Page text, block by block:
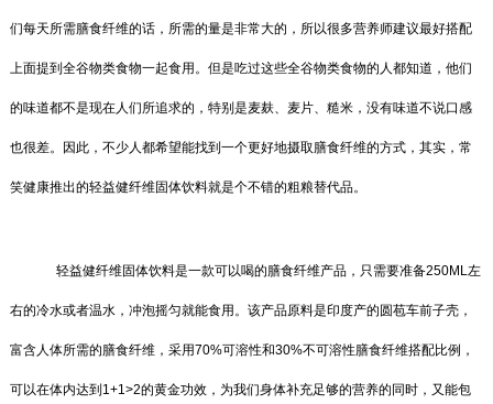
们每天所需膳食纤维的话，所需的量是非常大的，所以很多营养师建议最好搭配
上面提到全谷物类食物一起食用。但是吃过这些全谷物类食物的人都知道，他们
的味道都不是现在人们所追求的，特别是麦麸、麦片、糙米，没有味道不说口感
也很差。因此，不少人都希望能找到一个更好地摄取膳食纤维的方式，其实，常
笑健康推出的轻益健纤维固体饮料就是个不错的粗粮替代品。
轻益健纤维固体饮料是一款可以喝的膳食纤维产品，只需要准备250ML左
右的冷水或者温水，冲泡摇匀就能食用。该产品原料是印度产的圆苞车前子壳，
富含人体所需的膳食纤维，采用70%可溶性和30%不可溶性膳食纤维搭配比例，
可以在体内达到1+1>2的黄金功效，为我们身体补充足够的营养的同时，又能包